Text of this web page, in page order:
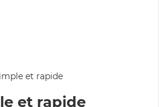
et rapide